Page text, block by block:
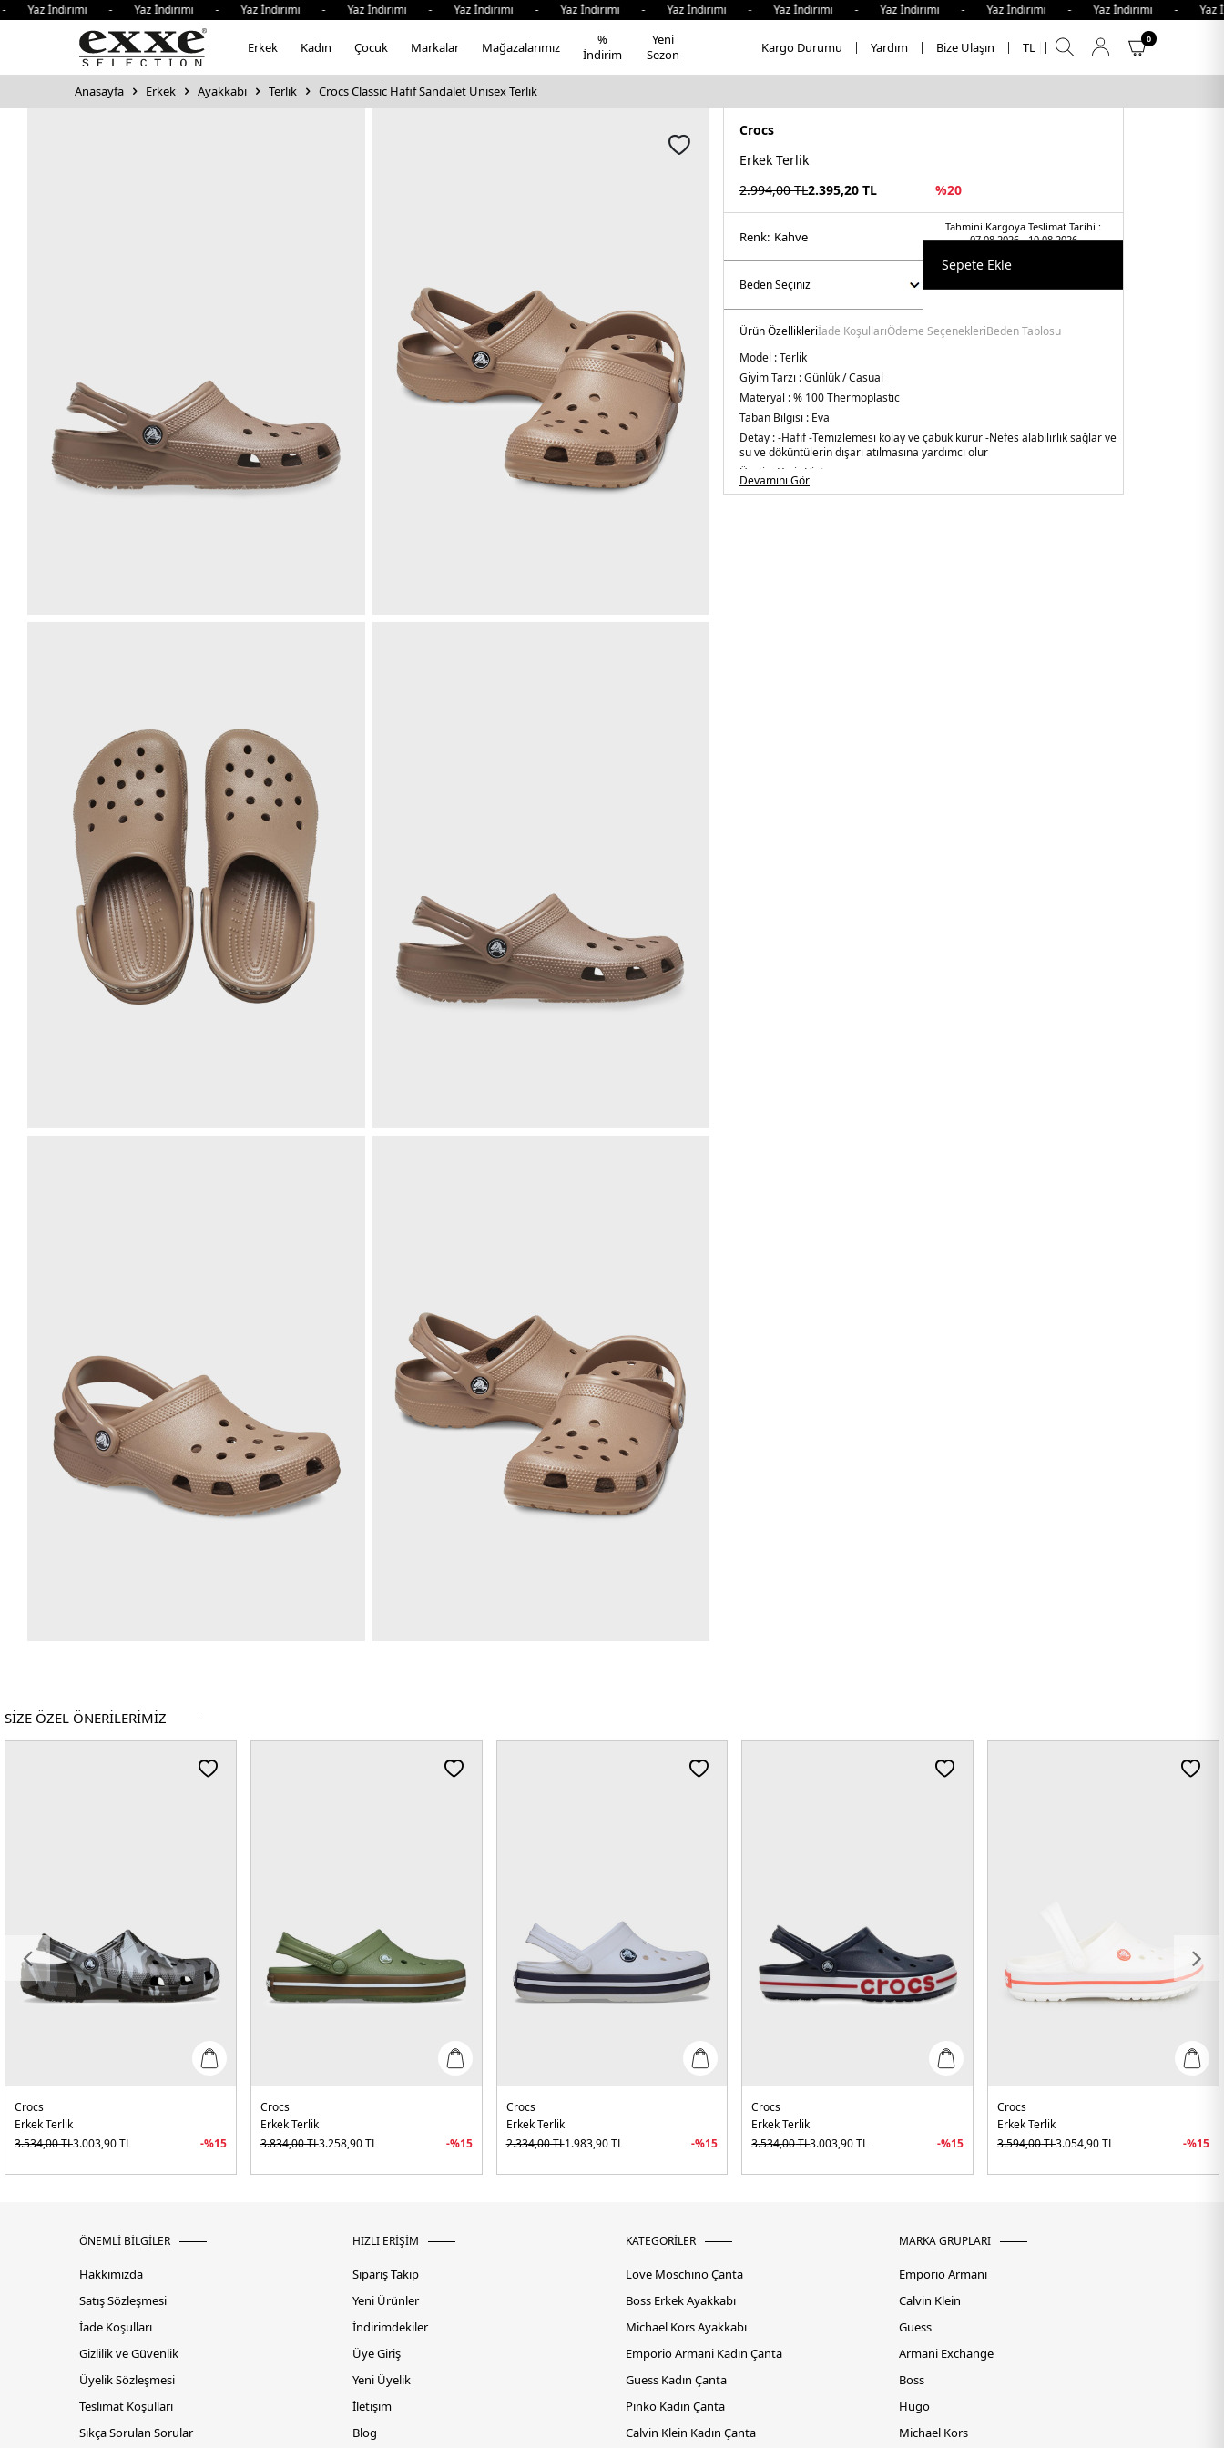
İndirimi - Yaz İndirimi - Yaz İndirimi - Yaz İndirimi - Yaz İndirimi - Yaz İndirimi - Yaz İndirimi - Yaz İndirimi - Yaz İndirimi - Yaz İndirimi - Yaz İndirimi -
Erkek Kadın Çocuk Markalar Mağazalarımız
%
İndirim
Yeni
Sezon
Kargo Durumu Yardım Bize Ulaşın TL
0
Anasayfa Erkek Ayakkabı Terlik Crocs Classic Hafif Sandalet Unisex Terlik
Crocs
Erkek Terlik
2.994,00TL2.395,20 TL %20
Tahmini Kargoya Teslimat Tarihi :
07.08.2026 - 10.08.2026
Renk: kahve
Sepete Ekle
Ürün Özellikleriİade KoşullarıÖdeme SeçenekleriBeden Tablosu
Model :Terlik
Giyim Tarzı :Günlük / Casual
Materyal :% 100 Thermoplastic
Taban Bilgisi : Eva
Detay :-Hafif-Temizlemesi kolay ve çabuk kurur-Nefes alabilirlik sağlar ve
su ve döküntülerin dışarı atılmasına yardımcı olur
Üretim Yeri : Vietnam
3DY0100012Q9.03
Devamını Gör
SİZE ÖZEL ÖNERİLERİMİZ
Crocs
Erkek Terlik
3.534,00TL3.003,90TL -%15
Crocs
Erkek Terlik
3.834,00TL3.258,90TL -%15
Crocs
Erkek Terlik
2.334,00TL1.983,90TL -%15
Crocs
Erkek Terlik
3.534,00TL3.003,90TL -%15
Crocs
Erkek Terlik
3.594,00TL3.054,90TL -%15
ÖNEMLİ BİLGİLER
Hakkımızda
Satış Sözleşmesi
İade Koşulları
Gizlilik ve Güvenlik
Üyelik Sözleşmesi
Teslimat Koşulları
Sıkça Sorulan Sorular
HIZLI ERİŞİM
Sipariş Takip
Yeni Ürünler
İndirimdekiler
Üye Giriş
Yeni Üyelik
İletişim
Blog
KATEGORİLER
Love Moschino Çanta
Boss Erkek Ayakkabı
Michael Kors Ayakkabı
Emporio Armani Kadın Çanta
Guess Kadın Çanta
Pinko Kadın Çanta
Calvin Klein Kadın Çanta
MARKA GRUPLARI
Emporio Armani
Calvin Klein
Guess
Armani Exchange
Boss
Hugo
Michael Kors